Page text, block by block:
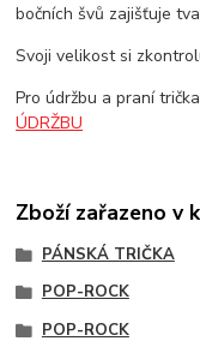
bočních švů zajišťuje
Svoji velikost si
Pro údržbu a praní
ÚDRŽBU
Zboží zařazeno v
PÁNSKÁ TRIČKA
POP-ROCK
POP-ROCK